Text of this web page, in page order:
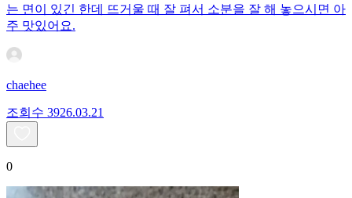
는 면이 있긴 한데 뜨거울 때 잘 펴서 소분을 잘 해 놓으시면 아
주 맛있어요.
chaehee
조회수 3926.03.21
0